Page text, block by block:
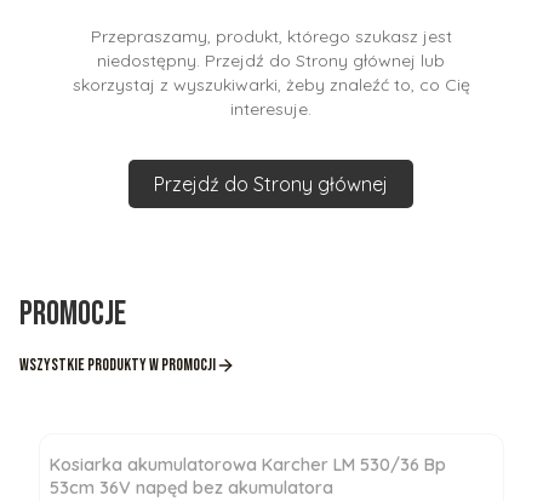
Przepraszamy, produkt, którego szukasz jest
niedostępny. Przejdź do Strony głównej lub
skorzystaj z wyszukiwarki, żeby znaleźć to, co Cię
interesuje.
Przejdź do Strony głównej
Promocje
Wszystkie produkty w promocji
Kosiarka akumulatorowa Karcher LM 530/36 Bp
53cm 36V napęd bez akumulatora